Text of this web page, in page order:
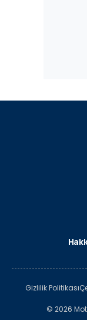
Gizlilik Politikası
© 2026